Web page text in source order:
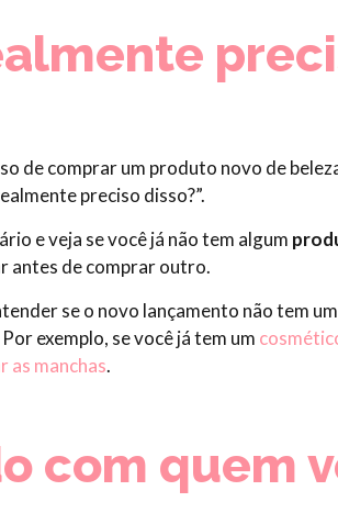
de comprar um produto novo de
preciso disso?”.
e veja se você já não tem algum
antes de comprar outro.
se o novo lançamento não tem
exemplo, se você já tem um
as manchas.
com quem